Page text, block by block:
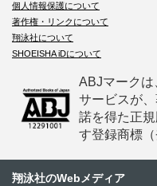
個人情報保護について
著作権・リンクについて
翔泳社について
SHOEISHA iDについて
ABJマーク
サービスが
諾を得た正
す登録商標
翔泳社のWebメディア